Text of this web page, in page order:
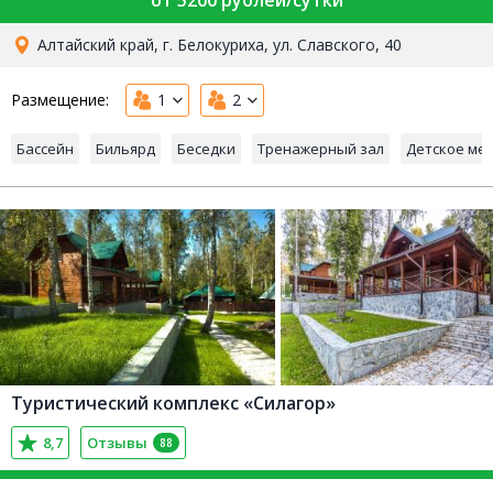
Алтайский край, г. Белокуриха, ул. Славского, 40
Размещение: 1 2
Бассейн Бильярд Беседки Тренажерный зал Детское
Туристический комплекс «Силагор»
8,7 Отзывы 88